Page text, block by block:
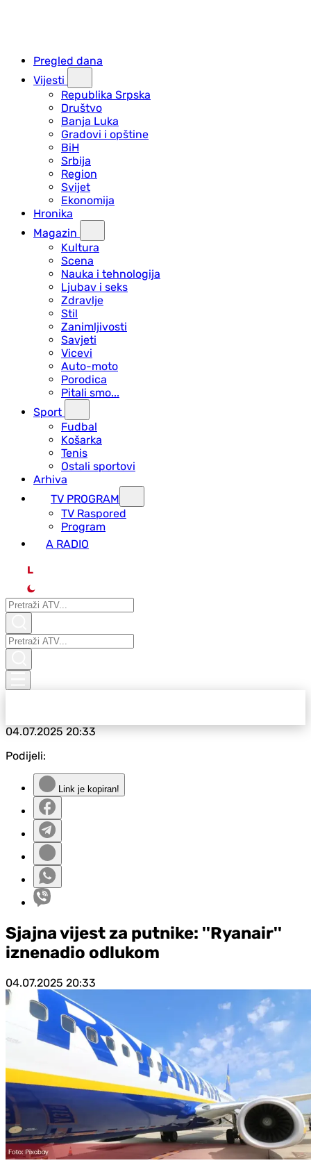
Pregled dana
Vijesti
Republika Srpska
Društvo
Banja Luka
Gradovi i opštine
BiH
Srbija
Region
Svijet
Ekonomija
Hronika
Magazin
Kultura
Scena
Nauka i tehnologija
Ljubav i seks
Zdravlje
Stil
Zanimljivosti
Savjeti
Vicevi
Auto-moto
Porodica
Pitali smo...
Sport
Fudbal
Košarka
Tenis
Ostali sportovi
Arhiva
TV PROGRAM
ТV Raspored
Program
A RADIO
L
04.07.202520:33
Podijeli:
Link je kopiran!
Sjajna vijest za putnike: ''Ryanair''
iznenadio odlukom
04.07.2025 20:33